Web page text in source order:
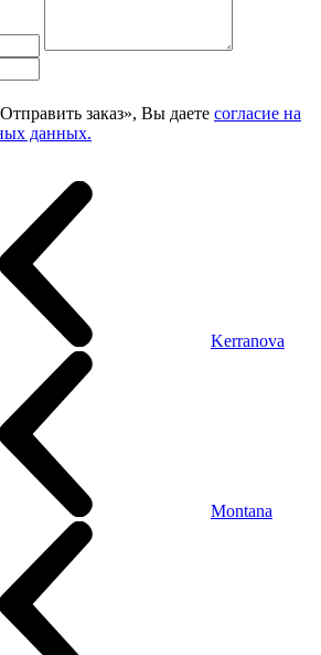
заказ», Вы даете согласие на
данных.
Kerranova
Montana